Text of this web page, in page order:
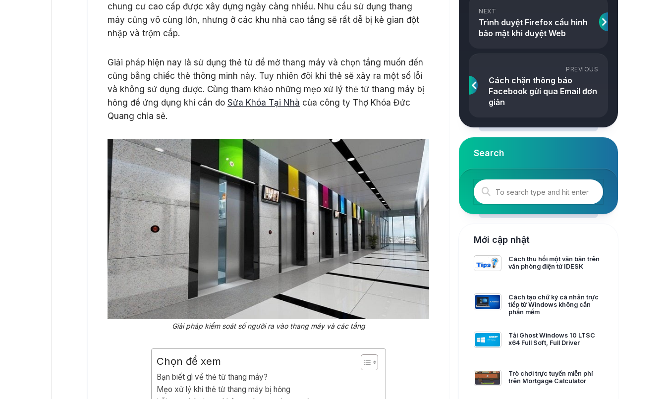
Snake
2048
Tetris
Công
cụ
chung cư cao cấp được xây dựng ngày càng nhiều. Nhu cầu sử dụng thang
máy cũng vô cùng lớn, nhưng ở các khu nhà cao tầng sẽ rất dễ bị kẻ gian đột
nhập và trộm cắp.
Giải pháp hiện nay là sử dụng thẻ từ để mở thang máy và chọn tầng muốn đến
cũng bằng chiếc thẻ thông minh này. Tuy nhiên đôi khi thẻ sẽ xảy ra một số lỗi
và không sử dụng được. Cùng tham khảo những mẹo xử lý thẻ từ thang máy bị
hỏng để ứng dụng khi cần do Sửa Khóa Tại Nhà của công ty Thợ Khóa Đức
Quang chia sẻ.
Giải pháp kiểm soát số người ra vào thang máy và các tầng
Chọn để xem
Bạn biết gì về thẻ từ thang máy?
Mẹo xử lý khi thẻ từ thang máy bị hỏng
NEXT
Trình duyệt Firefox cấu hình
bảo mật khi duyệt Web
PREVIOUS
Cách chặn thông báo
Facebook gửi qua Email đơn
giản
Search
Mới cập nhật
Cách thu hồi một văn bản trên
văn phòng điện tử IDESK
Cách tạo chữ ký cá nhân trực
tiếp từ Windows không cần
phần mềm
Tải Ghost Windows 10 LTSC
x64 Full Soft, Full Driver
Trò chơi trực tuyến miễn phí
trên Mortgage Calculator